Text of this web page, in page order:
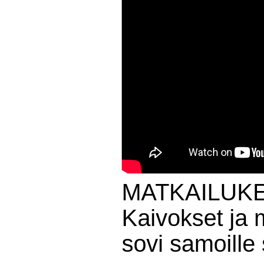
Kaivokset ja
sovi samoille